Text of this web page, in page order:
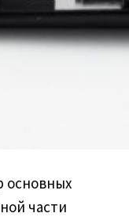
основных
части